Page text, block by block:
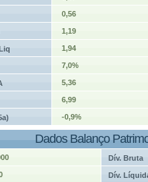
0,56
1,19
1,94
7,0%
5,36
6,99
-0,9%
Dados Balanço
Dív. Bruta
Dív.